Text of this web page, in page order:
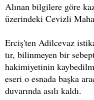
Alınan bilgilere göre
üzerindeki Cevizli
Erciş'ten Adilcevaz
tır, bilinmeyen bir
hakimiyetinin
eseri o esnada başka
duvarında asılı kaldı.